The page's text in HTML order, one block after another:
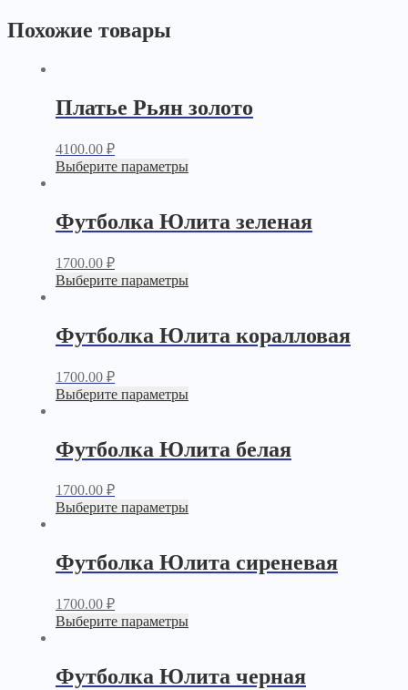
Похожие товары
Платье Рьян золото
4100.00 ₽
Выберите параметры
Футболка Юлита зеленая
1700.00 ₽
Выберите параметры
Футболка Юлита коралловая
1700.00 ₽
Выберите параметры
Футболка Юлита белая
1700.00 ₽
Выберите параметры
Футболка Юлита сиреневая
1700.00 ₽
Выберите параметры
Футболка Юлита черная